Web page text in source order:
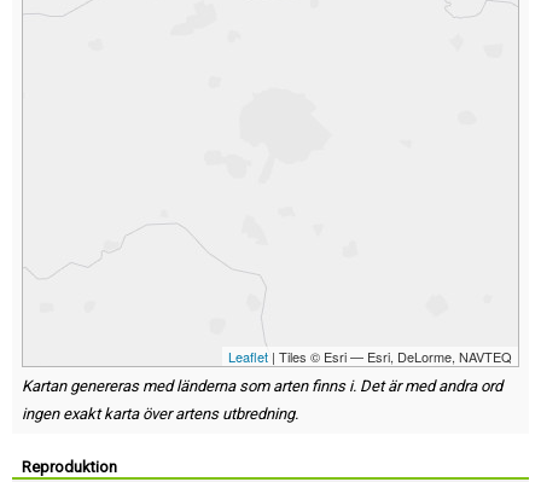
Leaflet | Tiles © Esri — Esri, DeLorme, NAVTEQ
Kartan genereras med länderna som arten finns i. Det är med andra ord
ingen exakt karta över artens utbredning.
Reproduktion